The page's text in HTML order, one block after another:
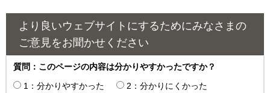
より良いウェブサイトにするためにみなさまの
ご意見をお聞かせください
質問：このページの内容は分かりやすかったですか？
1：分かりやすかった
2：分かりにくかった